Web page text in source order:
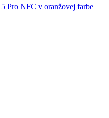
Pro NFC v oranžovej farbe